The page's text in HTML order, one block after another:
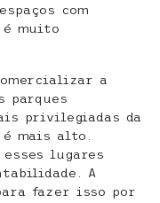
com
muito
a
parques
privilegiadas da
mais alto.
lugares
A
fazer isso por